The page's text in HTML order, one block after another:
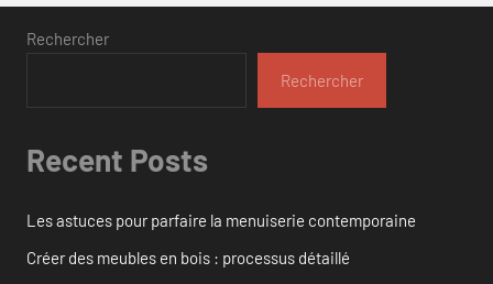
Rechercher
Rechercher
Recent Posts
Les astuces pour parfaire la menuiserie contemporaine
Créer des meubles en bois : processus détaillé